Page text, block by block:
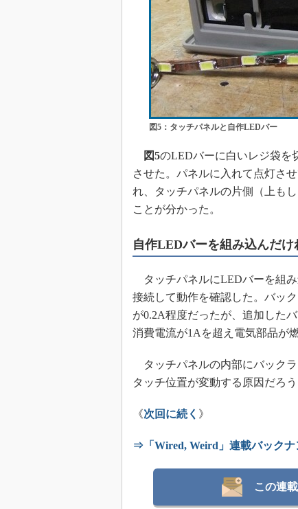
図5：タッチパネルと自作LEDバー
図5のLEDバーに白いレジ袋を
させた。パネルに入れて点灯さ
れ、タッチパネルの片側（上も
ことが分かった。
自作LEDバーを組み込んだ
タッチパネルにLEDバーを組
接続して動作を確認した。バッ
が0.2A程度だったが、追加した
消費電流が1Aを超え電気部品が
タッチパネルの内部にバック
タッチ位置が変動する原因だろ
《次回に続く 》
⇒「Wired, Weird」連載バックナ
この連